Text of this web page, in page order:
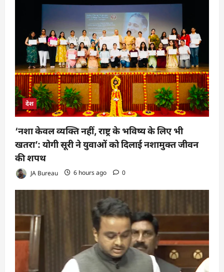
देश
‘नशा केवल व्यक्ति नहीं, राष्ट्र के भविष्य के लिए भी
खतरा’: योगी सूरी ने युवाओं को दिलाई नशामुक्त जीवन
की शपथ
JA Bureau 6 hours ago 0